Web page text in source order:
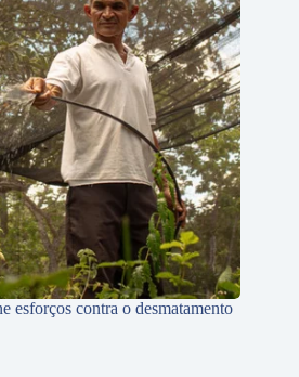
esforços contra o desmatamento